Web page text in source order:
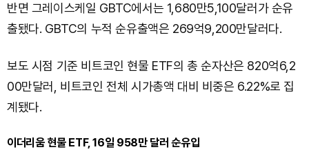
반면 그레이스케일 GBTC에서는 1,680만5,100달러가 순유
출됐다. GBTC의 누적 순유출액은 269억9,200만달러다.
보도 시점 기준 비트코인 현물 ETF의 총 순자산은 820억6,2
00만달러, 비트코인 전체 시가총액 대비 비중은 6.22%로 집
계됐다.
이더리움 현물 ETF, 16일 958만 달러 순유입